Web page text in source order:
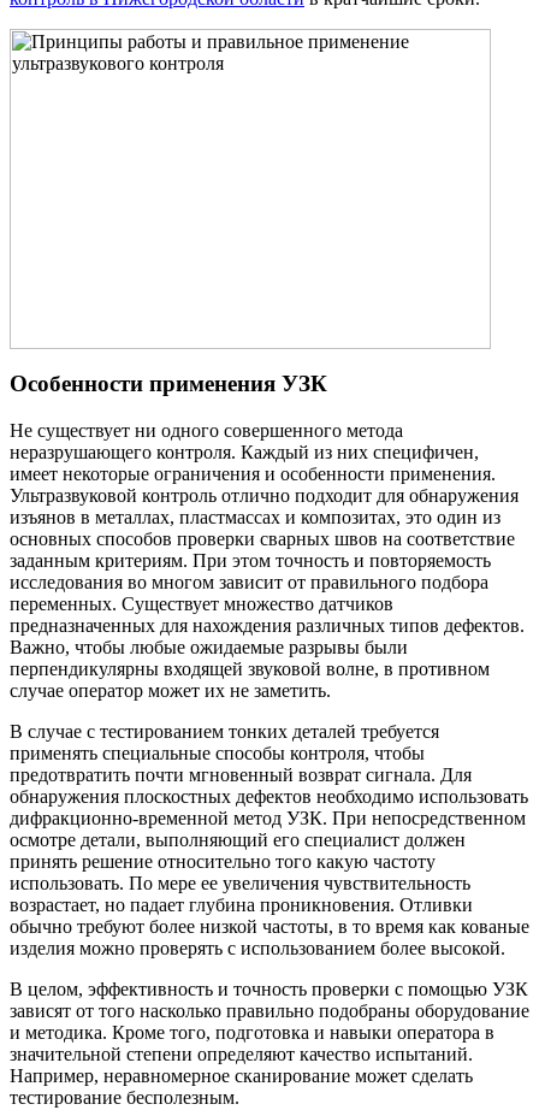
Особенности применения УЗК
Не существует ни одного совершенного метода
неразрушающего контроля. Каждый из них специфичен,
имеет некоторые ограничения и особенности применения.
Ультразвуковой контроль отлично подходит для обнаружения
изъянов в металлах, пластмассах и композитах, это один из
основных способов проверки сварных швов на соответствие
заданным критериям. При этом точность и повторяемость
исследования во многом зависит от правильного подбора
переменных. Существует множество датчиков
предназначенных для нахождения различных типов дефектов.
Важно, чтобы любые ожидаемые разрывы были
перпендикулярны входящей звуковой волне, в противном
случае оператор может их не заметить.
В случае с тестированием тонких деталей требуется
применять специальные способы контроля, чтобы
предотвратить почти мгновенный возврат сигнала. Для
обнаружения плоскостных дефектов необходимо использовать
дифракционно-временной метод УЗК. При непосредственном
осмотре детали, выполняющий его специалист должен
принять решение относительно того какую частоту
использовать. По мере ее увеличения чувствительность
возрастает, но падает глубина проникновения. Отливки
обычно требуют более низкой частоты, в то время как кованые
изделия можно проверять с использованием более высокой.
В целом, эффективность и точность проверки с помощью УЗК
зависят от того насколько правильно подобраны оборудование
и методика. Кроме того, подготовка и навыки оператора в
значительной степени определяют качество испытаний.
Например, неравномерное сканирование может сделать
тестирование бесполезным.